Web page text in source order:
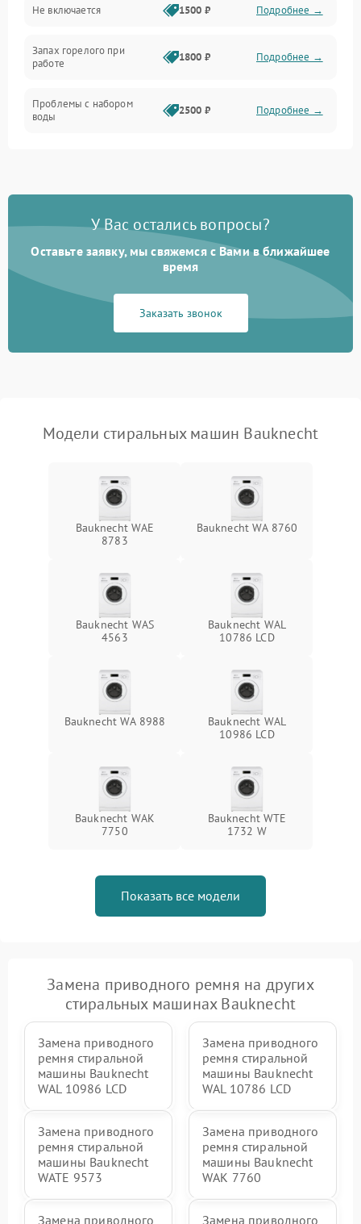
Не включается 1500 ₽ Подробнее →
Запах горелого при
работе
1800 ₽ Подробнее →
Проблемы с набором
воды
2500 ₽ Подробнее →
Замена платы управления 2200 ₽ Подробнее →
У Вас остались вопросы?
Оставьте заявку, мы свяжемся с Вами в ближайшее
время
Заказать звонок
Модели стиральных машин Bauknecht
Bauknecht WAE
8783
Bauknecht WA 8760
Bauknecht WAS
4563
Bauknecht WAL
10786 LCD
Bauknecht WA 8988
Bauknecht WAL
10986 LCD
Bauknecht WAK
7750
Bauknecht WTE
1732 W
Показать все модели
Замена приводного ремня на других
стиральных машинах Bauknecht
Замена приводного
ремня стиральной
машины Bauknecht
WAL 10986 LCD
Замена приводного
ремня стиральной
машины Bauknecht
WAL 10786 LCD
Замена приводного
ремня стиральной
машины Bauknecht
WATE 9573
Замена приводного
ремня стиральной
машины Bauknecht
WAK 7760
Замена приводного Замена приводного